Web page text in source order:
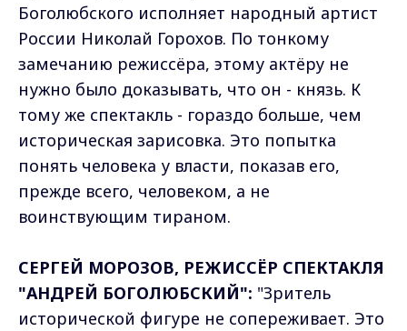
Боголюбского исполняет народный артист
России Николай Горохов. По тонкому
замечанию режиссёра, этому актёру не
нужно было доказывать, что он - князь. К
тому же спектакль - гораздо больше, чем
историческая зарисовка. Это попытка
понять человека у власти, показав его,
прежде всего, человеком, а не
воинствующим тираном.
СЕРГЕЙ МОРОЗОВ, РЕЖИССЁР СПЕКТАКЛЯ
"АНДРЕЙ БОГОЛЮБСКИЙ": "Зритель
исторической фигуре не сопереживает. Это